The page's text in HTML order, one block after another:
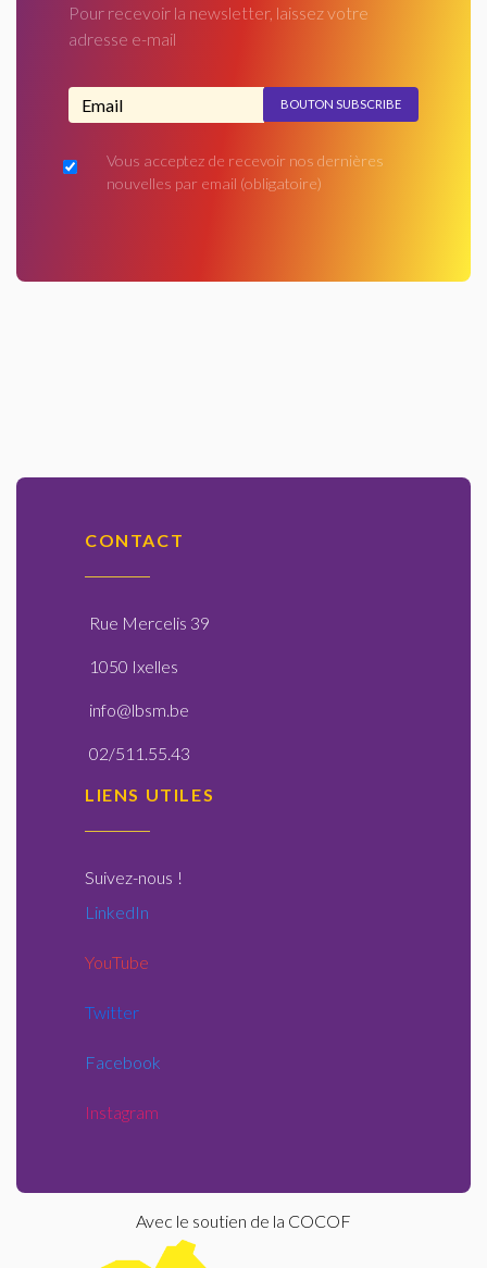
Pour recevoir la newsletter, laissez votre
adresse e-mail
Adresse email...
Vous acceptez de recevoir nos dernières
nouvelles par email (obligatoire)
CONTACT
Rue Mercelis 39
1050 Ixelles
info@lbsm.be
02/511.55.43
LIENS UTILES
Suivez-nous !
LinkedIn
YouTube
Twitter
Facebook
Instagram
Avec le soutien de la COCOF